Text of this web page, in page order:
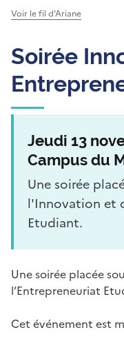
Voir le fil d’Ariane
Soirée
Jeudi 13
Campus du
Une soirée
l'Innovation et
Etudiant.
Une soirée placée
l’Entrepreneuriat
Cet événement est